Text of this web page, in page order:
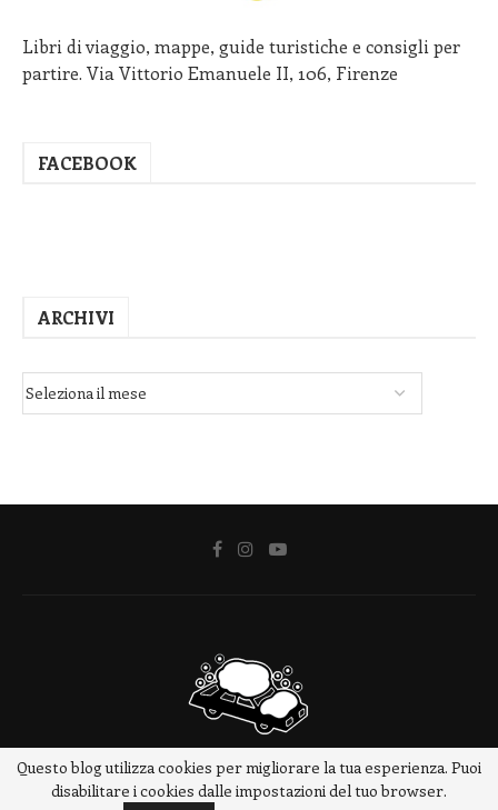
Libri di viaggio, mappe, guide turistiche e consigli per
partire. Via Vittorio Emanuele II, 106, Firenze
FACEBOOK
ARCHIVI
@2018 - www.meteotrip.it
Questo blog utilizza cookies per migliorare la tua esperienza. Puoi
disabilitare i cookies dalle impostazioni del tuo browser.